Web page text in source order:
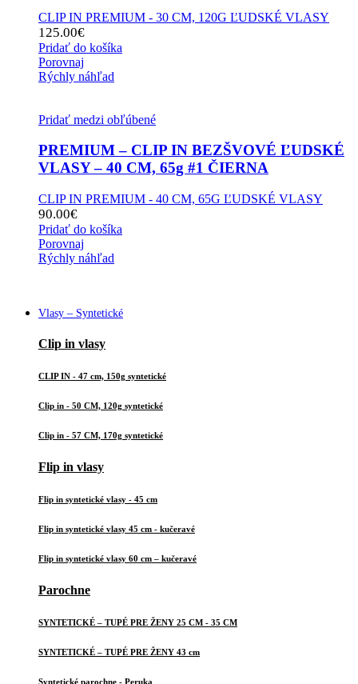
CLIP IN PREMIUM - 30 CM, 120G ĽUDSKÉ VLASY
125.00€
Pridať do košíka
Porovnaj
Rýchly náhľad
Pridať medzi obľúbené
PREMIUM – CLIP IN BEZŠVOVÉ ĽUDSKÉ
VLASY – 40 CM, 65g #1 ČIERNA
CLIP IN PREMIUM - 40 CM, 65G ĽUDSKÉ VLASY
90.00€
Pridať do košíka
Porovnaj
Rýchly náhľad
Vlasy – Syntetické
Clip in vlasy
CLIP IN - 47 cm, 150g syntetické
Clip in - 50 CM, 120g syntetické
Clip in - 57 CM, 170g syntetické
Flip in vlasy
Flip in syntetické vlasy - 45 cm
Flip in syntetické vlasy 45 cm - kučeravé
Flip in syntetické vlasy 60 cm – kučeravé
Parochne
SYNTETICKÉ – TUPÉ PRE ŽENY 25 CM - 35 CM
SYNTETICKÉ – TUPÉ PRE ŽENY 43 cm
Syntetické parochne - Peruka